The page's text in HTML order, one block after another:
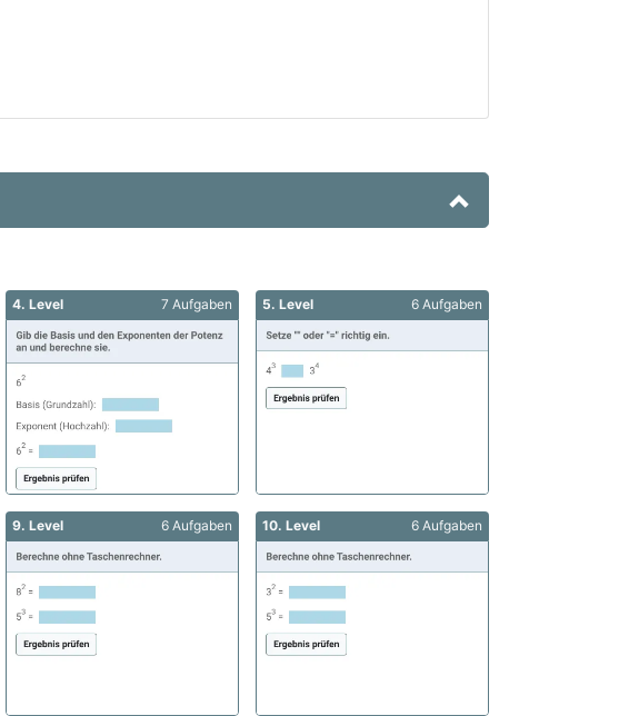
4. Level 7 Aufgaben 5. Level 6 Aufgaben
9. Level 6 Aufgaben 10. Level 6 Aufgaben